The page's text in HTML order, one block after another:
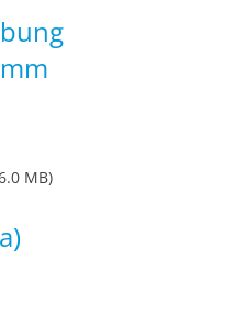
MB)